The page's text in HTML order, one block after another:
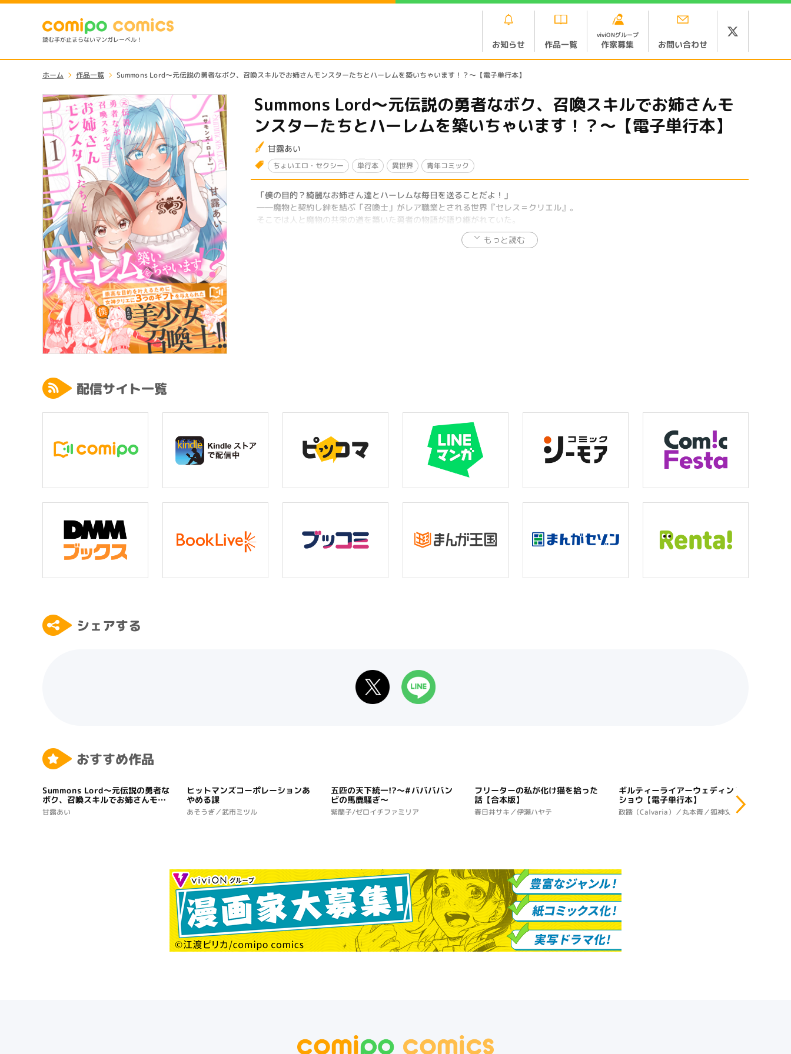
読む手が止まらないマンガレーベル！ お知らせ 作品一覧
viviONグループ
作家募集 お問い合わせ
ホーム 作品一覧 Summons Lord～元伝説の勇者なボク、召喚スキルでお姉さんモンスターたちとハーレムを築いちゃいます！？～【電子単行本】
Summons Lord～元伝説の勇者なボク、召喚スキルでお姉さんモ
ンスターたちとハーレムを築いちゃいます！？～【電子単行本】
甘露あい
ちょいエロ・セクシー 単行本 異世界 青年コミック
「僕の目的？綺麗なお姉さん達とハーレムな毎日を送ることだよ！」
――魔物と契約し絆を結ぶ「召喚士」がレア職業とされる世界『セレス＝クリエル』。
そこでは人と魔物の共栄の道を築いた勇者の物語が語り継がれていた。
そんな中、悪漢に追われていた下級精霊・セラは少年召喚士・マルコと出会う。一度は難を逃れたセラだったが、彼女が再度ピンチ
配信サイト一覧
シェアする
おすすめ作品
Summons Lord～元伝説の勇者な
ボク、召喚スキルでお姉さんモン
スターたちとハーレムを築いちゃ
います!?～
甘露あい
ヒットマンズコーポレーションあ
やめる課
あそうぎ／武市ミツル
五匹の天下統一!?～#ババババン
ビの馬鹿騒ぎ～
紫蘭子/ゼロイチファミリア
フリーターの私が化け猫を拾った
話【合本版】
春日井サキ／伊瀬ハヤテ
ギルティーライアーウェディング
ショウ【電子単行本】
政踏（Calvaria）／丸本青／狐神文夜